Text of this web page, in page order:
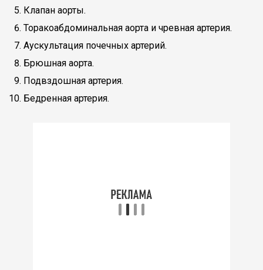
Клапан аорты.
Торакоабдоминальная аорта и чревная артерия.
Аускультация почечных артерий.
Брюшная аорта.
Подвздошная артерия.
Бедренная артерия.